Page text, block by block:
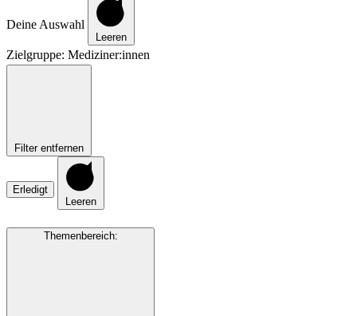
Deine Auswahl
Leeren
Zielgruppe: Mediziner:innen
Filter entfernen
Erledigt
Leeren
Themenbereich: